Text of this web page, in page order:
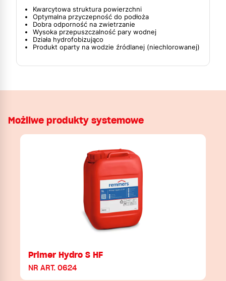
Kwarcytowa struktura powierzchni
Optymalna przyczepność do podłoża
Dobra odporność na zwietrzanie
Wysoka przepuszczalność pary wodnej
Działa hydrofobizująco
Produkt oparty na wodzie źródlanej (niechlorowanej)
Możliwe produkty systemowe
Primer Hydro S HF
NR ART. 0624